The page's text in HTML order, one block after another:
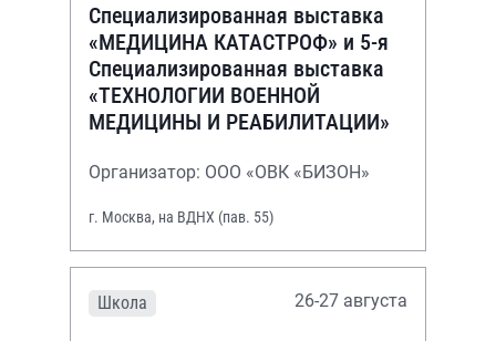
Специализированная выставка
«МЕДИЦИНА КАТАСТРОФ» и 5-я
Специализированная выставка
«ТЕХНОЛОГИИ ВОЕННОЙ
МЕДИЦИНЫ И РЕАБИЛИТАЦИИ»
Организатор: ООО «ОВК «БИЗОН»
г. Москва, на ВДНХ (пав. 55)
Школа 26-27 августа